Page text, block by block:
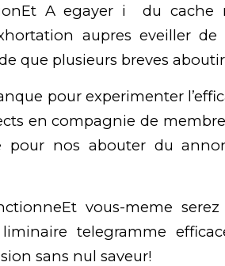
A egayer i du cache
aupres eveiller de
que plusieurs breves
pour experimenter
en compagnie de
pour nos abouter du
vous-meme
telegramme
sans nul saveur!